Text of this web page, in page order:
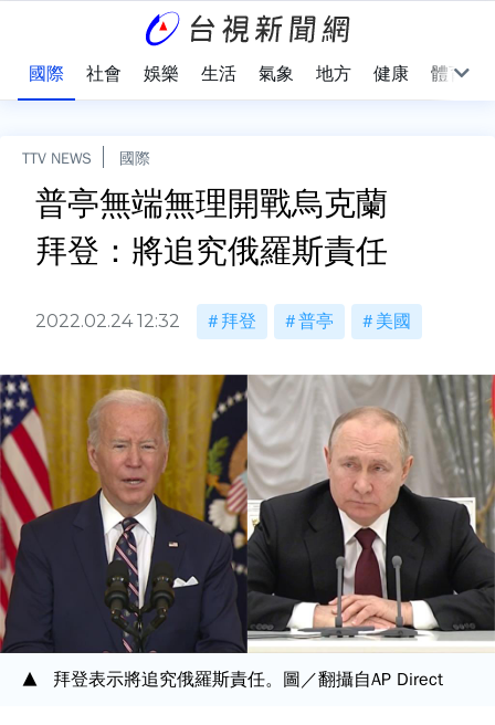
國際 社會 娛樂 生活 氣象 地方 健康 體育
TTV NEWS 國際
普亭無端無理開戰烏克蘭
拜登：將追究俄羅斯責任
2022.02.24 12:32 拜登 普亭 美國
拜登表示將追究俄羅斯責任。圖／翻攝自AP Direct